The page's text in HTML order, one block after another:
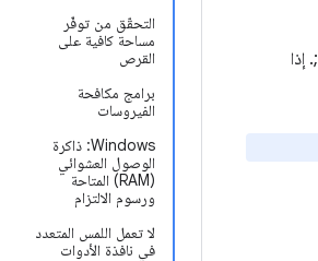
التحقّق من توفّر
مساحة كافية على
القرص
برامج مكافحة
الفيروسات
‫Windows: ذاكرة
الوصول العشوائي
(RAM) المتاحة
ورسوم الالتزام
لا تعمل اللمس المتعدد
في نافذة الأدوات
تدرِج هذه الصفحة المشاكل المعروفة والحلول والنصائح المتعلقة بتحديد المشاكل وحلّها في &quot;محاكي Android&quot;. إذا